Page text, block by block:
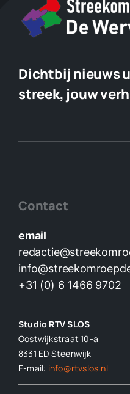
Dichtbij nieuws
streek, jouw
Contact
email
+31 (0) 6 1466 9702
Studio RTV SLOS
Oostwijkstraat 10-a
8331 ED Steenwijk
E-mail: info@rtvslos.nl